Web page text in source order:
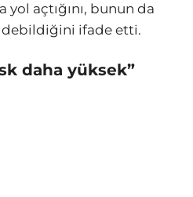
açtığını, bunun da
ifade etti.
daha yüksek”